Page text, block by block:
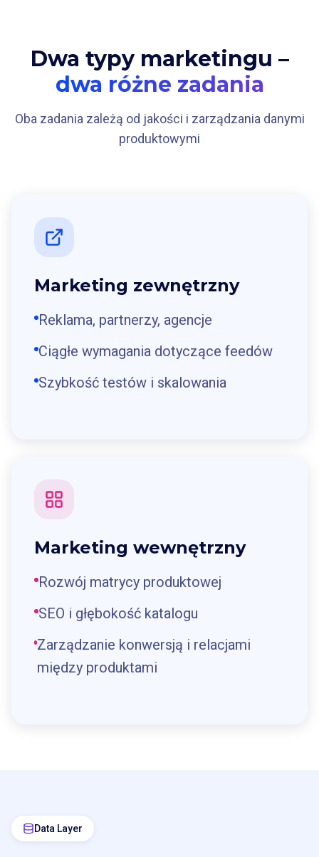
Dwa typy marketingu –
dwa różne zadania
Oba zadania zależą od jakości i zarządzania danymi
produktowymi
Marketing zewnętrzny
Reklama, partnerzy, agencje
Ciągłe wymagania dotyczące feedów
Szybkość testów i skalowania
Marketing wewnętrzny
Rozwój matrycy produktowej
SEO i głębokość katalogu
Zarządzanie konwersją i relacjami
między produktami
Data Layer